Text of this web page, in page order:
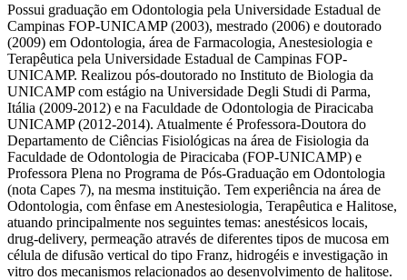
Possui graduação em Odontologia pela Universidade Estadual de
Campinas FOP-UNICAMP (2003), mestrado (2006) e doutorado
(2009) em Odontologia, área de Farmacologia, Anestesiologia e
Terapêutica pela Universidade Estadual de Campinas FOP-
UNICAMP. Realizou pós-doutorado no Instituto de Biologia da
UNICAMP com estágio na Universidade Degli Studi di Parma,
Itália (2009-2012) e na Faculdade de Odontologia de Piracicaba
UNICAMP (2012-2014). Atualmente é Professora-Doutora do
Departamento de Ciências Fisiológicas na área de Fisiologia da
Faculdade de Odontologia de Piracicaba (FOP-UNICAMP) e
Professora Plena no Programa de Pós-Graduação em Odontologia
(nota Capes 7), na mesma instituição. Tem experiência na área de
Odontologia, com ênfase em Anestesiologia, Terapêutica e Halitose,
atuando principalmente nos seguintes temas: anestésicos locais,
drug-delivery, permeação através de diferentes tipos de mucosa em
célula de difusão vertical do tipo Franz, hidrogéis e investigação in
vitro dos mecanismos relacionados ao desenvolvimento de halitose.